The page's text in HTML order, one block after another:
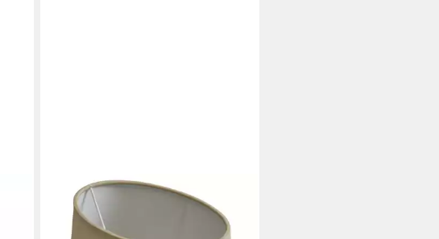
Lampenschirm Lampenschirm oval
Velvet beige